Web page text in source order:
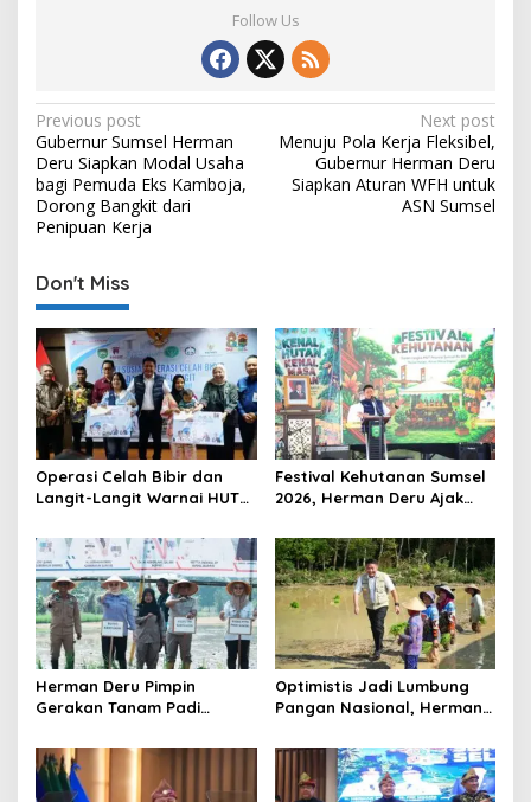
Follow Us
P
o
s
t
a
v
i
g
a
t
i
n
Previous post
Gubernur Sumsel Herman
Deru Siapkan Modal Usaha
bagi Pemuda Eks Kamboja,
Dorong Bangkit dari
Penipuan Kerja
Next post
Menuju Pola Kerja Fleksibel,
Gubernur Herman Deru
Siapkan Aturan WFH untuk
ASN Sumsel
Don't Miss
Operasi Celah Bibir dan
Langit-Langit Warnai HUT
Manfaatnya Sangat Besar
Festival Kehutanan Sumsel
2026, Herman Deru Ajak
Kelestarian Hutan
Herman Deru Pimpin
Gerakan Tanam Padi
Banyuasin Bidik Produksi 1
Juta Ton
Optimistis Jadi Lumbung
Pangan Nasional, Herman
Gabah Sumsel Tembus 5
Juta Ton